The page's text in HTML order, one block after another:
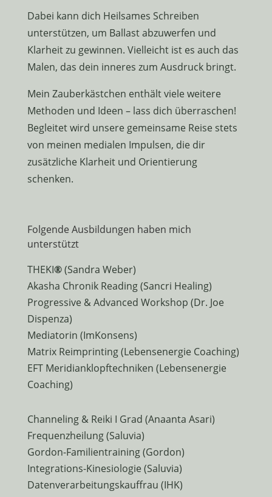
Dabei kann dich Heilsames Schreiben
unterstützen, um Ballast abzuwerfen und
Klarheit zu gewinnen. Vielleicht ist es auch das
Malen, das dein inneres zum Ausdruck bringt.
Mein Zauberkästchen enthält viele weitere
Methoden und Ideen – lass dich überraschen!
Begleitet wird unsere gemeinsame Reise stets
von meinen medialen Impulsen, die dir
zusätzliche Klarheit und Orientierung
schenken.
Folgende Ausbildungen haben mich
unterstützt
THEKI®(Sandra Weber)
Akasha Chronik Reading (Sancri Healing)
Progressive & Advanced Workshop (Dr. Joe
Dispenza)
Mediatorin (ImKonsens)
Matrix Reimprinting (Lebensenergie Coaching)
EFT Meridianklopftechniken (Lebensenergie
Coaching)
Channeling & Reiki I Grad (Anaanta Asari)
Frequenzheilung (Saluvia)
Gordon-Familientraining (Gordon)
Integrations-Kinesiologie (Saluvia)
Datenverarbeitungskauffrau (IHK)